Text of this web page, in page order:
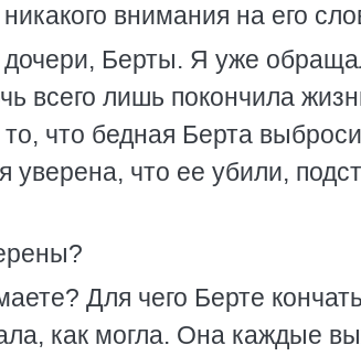
внимания на его
Берты. Я уже
всего лишь покончила
что бедная Берта
уверена, что ее убили,
Для чего Берте
как могла. Она каждые